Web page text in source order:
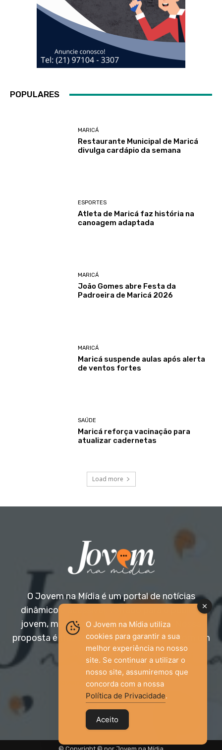
POPULARES
MARICÁ
Restaurante Municipal de Maricá
divulga cardápio da semana
ESPORTES
Atleta de Maricá faz história na
canoagem adaptada
MARICÁ
João Gomes abre Festa da
Padroeira de Maricá 2026
MARICÁ
Maricá suspende aulas após alerta
de ventos fortes
SAÚDE
Maricá reforça vacinação para
atualizar cadernetas
Load more
O Jovem na Mídia é um portal de notícias
dinâmico e acessível, voltado para o público
jovem, mas aberto a todas as idades. Nossa
proposta é trazer informação relevante com um
olhar diferenciado.
Entre em contato:
jovemnamidia2017@gmail.com
O Jovem na Mídia utiliza
cookies para garantir a sua
melhor experiência no nosso
site. Se continuar a utilizar o
nosso site, assumiremos que
concorda com a nossa
Política de Privacidade.
Aceito